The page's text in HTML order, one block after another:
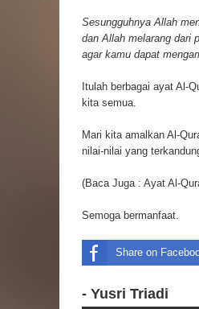
Sesungguhnya Allah
dan Allah melarang dari
agar kamu dapat
Itulah berbagai ayat Al-
kita semua.
Mari kita amalkan Al-
nilai-nilai yang
(Baca Juga : Ayat Al-
Semoga bermanfaat.
Share on
- Yusri Triadi